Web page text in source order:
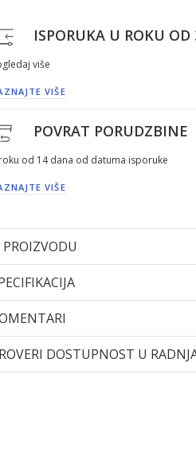
ISPORUKA U ROKU
više
VIŠE
POVRAT PORUDZBINE
od 14 dana od datuma isporuke
VIŠE
PROIZVODU
DOSTUPNOST U